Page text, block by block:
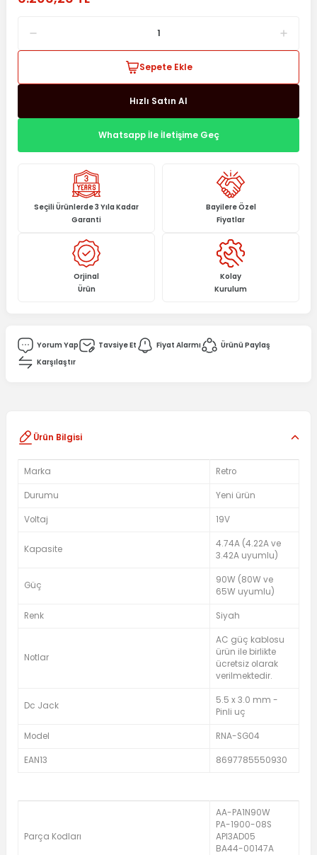
Sepete Ekle
Hızlı Satın Al
Whatsapp İle İletişime Geç
Seçili Ürünlerde 3 Yıla Kadar
Garanti
Bayilere Özel
Fiyatlar
Orjinal
Ürün
Kolay
Kurulum
Yorum Yap Tavsiye Et Fiyat Alarmı
Ürünü Paylaş
Karşılaştır
Ürün Bilgisi
Marka Retro
Durumu Yeni ürün
Voltaj 19V
Kapasite
4.74A (4.22A ve
3.42A uyumlu)
Güç
90W (80W ve
65W uyumlu)
Renk Siyah
Notlar
AC güç kablosu
ürün ile birlikte
ücretsiz olarak
verilmektedir.
Dc Jack
5.5 x 3.0 mm -
Pinli uç
Model RNA-SG04
EAN13 8697785550930
Parça Kodları
AA-PA1N90W
PA-1900-08S
API3AD05
BA44-00147A